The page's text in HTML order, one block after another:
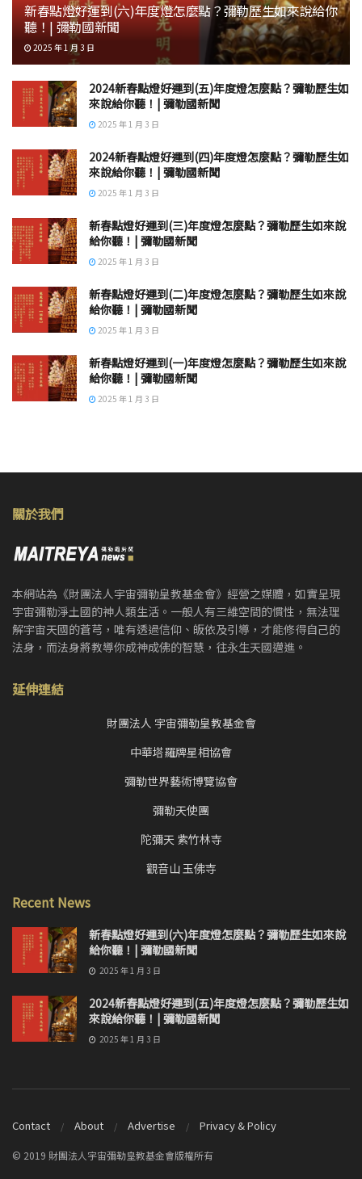
新春點燈好運到(六)年度燈怎麼點？彌勒歷生如來說給你
聽！| 彌勒國新聞
2025 年 1 月 3 日
2024新春點燈好運到(五)年度燈怎麼點？彌勒歷生如
來說給你聽！| 彌勒國新聞
2025 年 1 月 3 日
2024新春點燈好運到(四)年度燈怎麼點？彌勒歷生如
來說給你聽！| 彌勒國新聞
2025 年 1 月 3 日
新春點燈好運到(三)年度燈怎麼點？彌勒歷生如來說
給你聽！| 彌勒國新聞
2025 年 1 月 3 日
新春點燈好運到(二)年度燈怎麼點？彌勒歷生如來說
給你聽！| 彌勒國新聞
2025 年 1 月 3 日
新春點燈好運到(一)年度燈怎麼點？彌勒歷生如來說
給你聽！| 彌勒國新聞
2025 年 1 月 3 日
關於我們
本網站為《財團法人宇宙彌勒皇教基金會》經營之媒體，如實呈現
宇宙彌勒淨土國的神人類生活。一般人有三維空間的慣性，無法理
解宇宙天國的蒼芎，唯有透過信仰、皈依及引導，才能修得自己的
法身，而法身將教導你成神成佛的智慧，往永生天國邁進。
延伸連結
財團法人 宇宙彌勒皇教基金會
中華塔羅牌星相協會
彌勒世界藝術博覽協會
彌勒天使團
陀彌天 紫竹林寺
觀音山 玉佛寺
Recent News
新春點燈好運到(六)年度燈怎麼點？彌勒歷生如來說
給你聽！| 彌勒國新聞
2025 年 1 月 3 日
2024新春點燈好運到(五)年度燈怎麼點？彌勒歷生如
來說給你聽！| 彌勒國新聞
2025 年 1 月 3 日
Contact About Advertise Privacy & Policy
© 2019 財團法人宇宙彌勒皇教基金會版權所有